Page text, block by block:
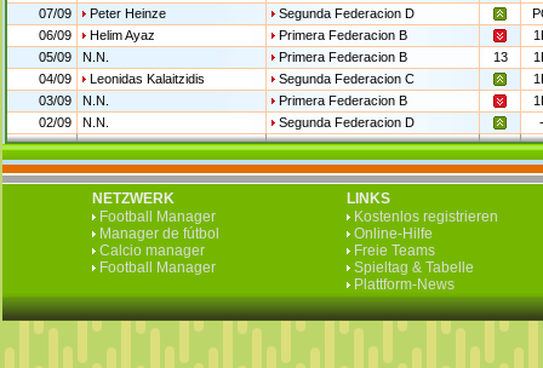
07/09
Peter Heinze Segunda Federacion D
06/09
Helim Ayaz Primera Federacion B
05/09
N.N. Primera Federacion B 13
04/09
Leonidas Kalaitzidis Segunda Federacion C
03/09
N.N. Primera Federacion B
02/09
N.N. Segunda Federacion D -
NETZWERK
Football Manager
Manager de fútbol
Calcio manager
Football Manager
LINKS
Kostenlos registrieren
Online-Hilfe
Freie Teams
Spieltag & Tabelle
Plattform-News